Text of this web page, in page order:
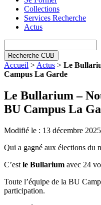
Collections
Services Recherche
Actus
Recherche CUB
Accueil > Actus > Le
Campus La Garde
Le Bullarium –
BU Campus La
Modifié le : 13 décembre
Qui a gagné aux élections du
C’est le Bullarium avec 24
Toute l’équipe de la BU
participation.